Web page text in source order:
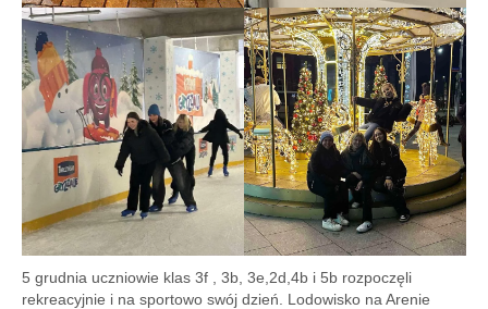
5 grudnia uczniowie klas 3f , 3b, 3e,2d,4b i 5b rozpoczęli
rekreacyjnie i na sportowo swój dzień. Lodowisko na Arenie